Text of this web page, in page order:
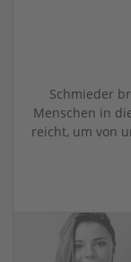
Schmieder
Menschen in
reicht, um von